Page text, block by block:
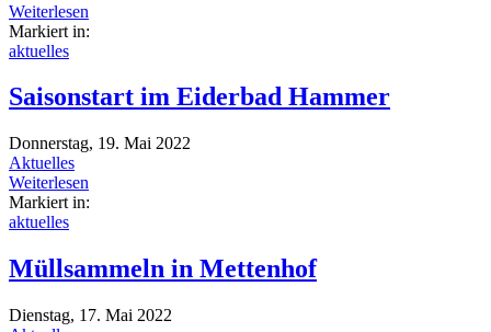
Weiterlesen
Markiert in:
aktuelles
Saisonstart im Eiderbad Hammer
Donnerstag, 19. Mai 2022
Aktuelles
Weiterlesen
Markiert in:
aktuelles
Müllsammeln in Mettenhof
Dienstag, 17. Mai 2022